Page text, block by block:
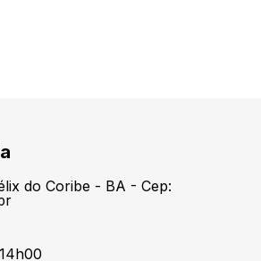
do Coribe - BA - Cep: